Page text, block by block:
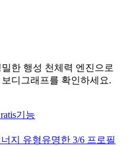
한 행성 천체력 엔진으로
디그래프를 확인하세요.
기능
지 유형유명한 3/6 프로필